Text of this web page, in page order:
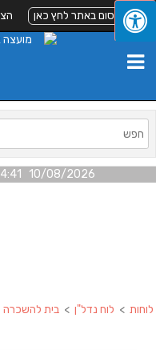
לפרסום באתר לחץ כאן
10/08/2026 14:41
לוחות > לוח נדל"ן > בית להשכרה